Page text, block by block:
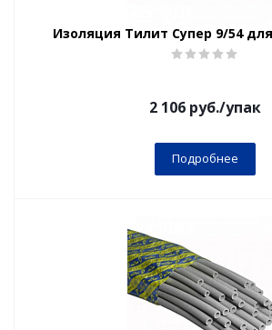
Изоляция Тилит Супер 9/54
2 106руб./упак
Подробнее